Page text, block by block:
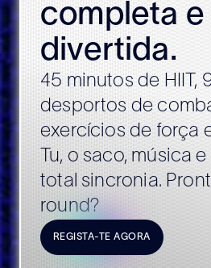
completa e
divertida.
45 minutos de HIIT,
desportos de
exercícios de força
Tu, o saco, música
total sincronia.
round?
REGISTA-TE AGORA